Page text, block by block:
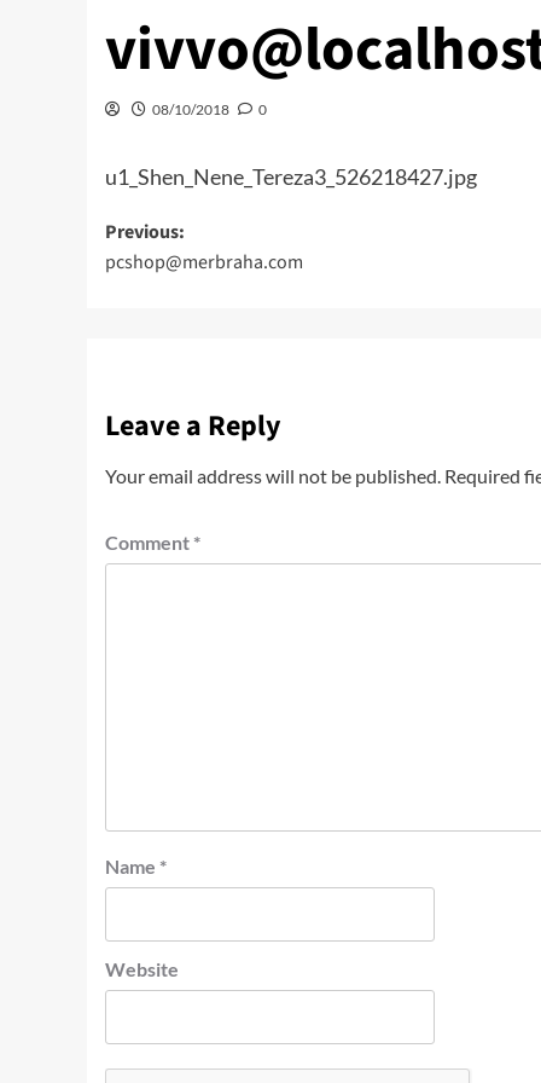
08/10/2018 0
u1_Shen_Nene_Tereza3_526218427.jpg
Post
navigation
Previous:
pcshop@merbraha.com
Leave a Reply
Your email address will not be published. Required
Comment *
Name *
Website